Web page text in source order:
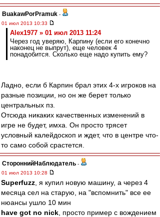
BuakawPorPramuk -
01 июл 2013 10:33
Alex1977 » 01 июл 2013 11:24
Через год уверяю, Карпину (если его конечно
наконец не выпрут), еще человек 4
понадобится. Сколько еще надо купить ему?
Ладно, если б Карпин брал этих 4-х игроков на
разные позиции, но он же берет только
центральных пз.
Отсюда никаких качественных изменений в
игре не будет, имха. Он просто трясет
условный калейдоскоп и ждет, что в центре что-
то само собой срастется.
СтороннийНаблюдатель -
01 июл 2013 10:28
Superfuzz , я купил новую машину, а через 4
месяца сел на старую, на "вспомнить" все ее
нюансы ушло 10 мин
have got no nick , просто пример с вождением